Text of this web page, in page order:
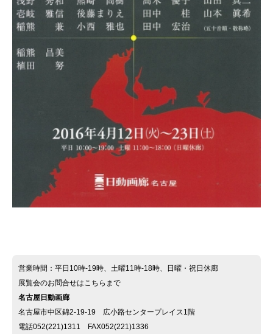
営業時間：平日10時-19時、土曜11時-18時、日曜・祝日休廊
展覧会のお問合せはこちらまで
名古屋日動画廊
名古屋市中区錦2-19-19 広小路センタープレイス1階
電話052(221)1311 FAX052(221)1336